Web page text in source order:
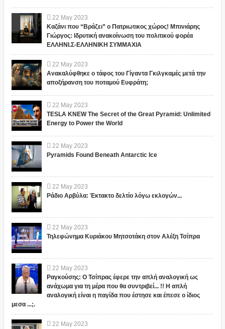
22 May 2023
Καζάνι που “Βράζει” ο Πατριωτικος χώρος! Μπινιάρης
Γιώργος: Ιδρυτική ανακοίνωση του πολιτικού φορέα
ΕΛΛΗΝΙ.Σ-ΕΛΛΗΝΙΚΗ ΣΥΜΜΑΧΙΑ
22 May 2023
Ανακαλύφθηκε ο τάφος του Γίγαντα Γκιλγκαμές μετά την
αποξήρανση του ποταμού Ευφράτη;
22 May 2023
TESLA KNEW The Secret of the Great Pyramid: Unlimited
Energy to Power the World
22 May 2023
Pyramids Found Beneath Antarctic Ice
22 May 2023
Ράδιο Αρβύλα: Έκτακτο δελτίο λόγω εκλογών...
22 May 2023
Τηλεφώνημα Κυριάκου Μητσοτάκη στον Αλέξη Τσίπρα
22 May 2023
Ραγκούσης: Ο Τσίπρας έφερε την απλή αναλογική ως
ανάχωμα για τη μέρα που θα συντριβεί... !! Η απλή
αναλογική είναι η παγίδα που έστησε και έπεσε ο ίδιος
μεσα ...;.
22 May 2023